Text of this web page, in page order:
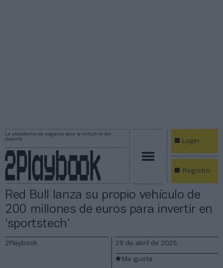
La plataforma de negocios para la industria del
deporte
Login
Registro
Red Bull lanza su propio vehículo de
200 millones de euros para invertir en
‘sportstech’
2Playbook 29 de abril de 2025
Me gusta